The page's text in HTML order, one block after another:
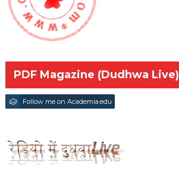
PDF Magazine (Dudhwa Live)
Follow me on Academia.edu